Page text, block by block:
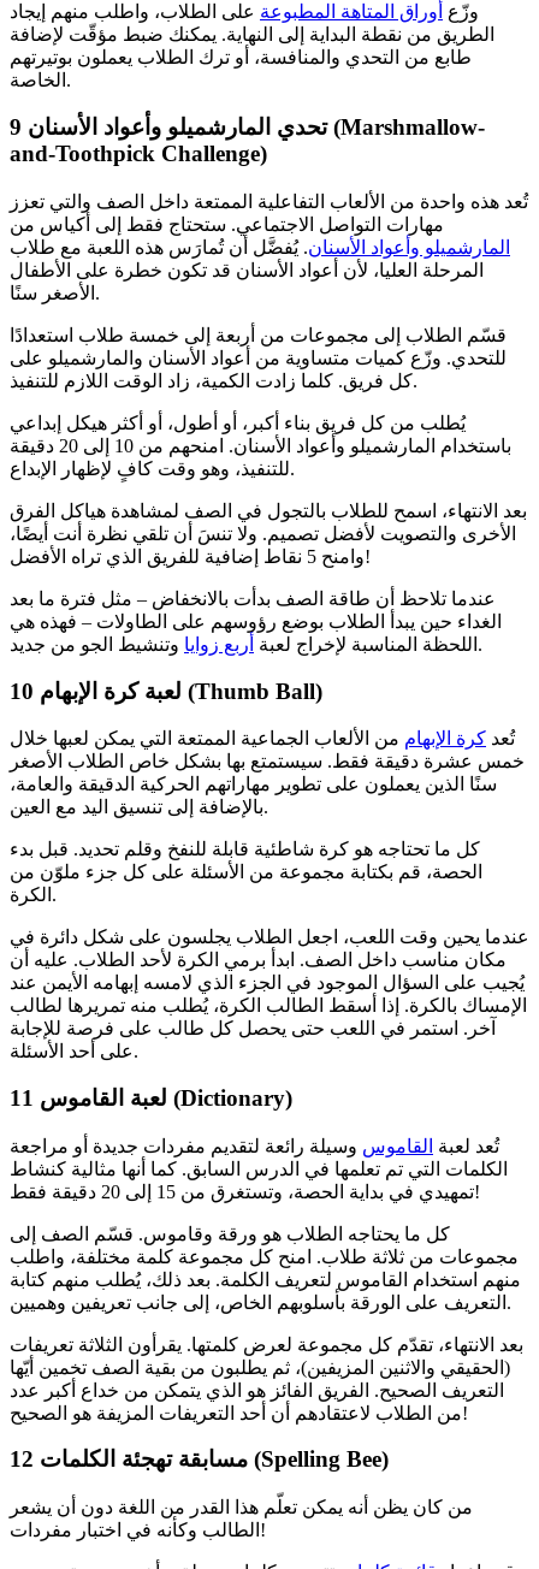
وزّع أوراق المتاهة المطبوعة على الطلاب، واطلب منهم إيجاد
الطريق من نقطة البداية إلى النهاية. يمكنك ضبط مؤقّت لإضافة
طابع من التحدي والمنافسة، أو ترك الطلاب يعملون بوتيرتهم
الخاصة.
9
and-Toothpick Challenge)
تُعد هذه واحدة من الألعاب التفاعلية الممتعة داخل الصف والتي تعزز
مهارات التواصل الاجتماعي. ستحتاج فقط إلى أكياس من
المارشميلو وأعواد الأسنان. يُفضَّل أن تُمارَس هذه اللعبة مع طلاب
المرحلة العليا، لأن أعواد الأسنان قد تكون خطرة على الأطفال
الأصغر سنًا.
قسّم الطلاب إلى مجموعات من أربعة إلى خمسة طلاب استعدادًا
للتحدي. وزّع كميات متساوية من أعواد الأسنان والمارشميلو على
كل فريق. كلما زادت الكمية، زاد الوقت اللازم للتنفيذ.
يُطلب من كل فريق بناء أكبر، أو أطول، أو أكثر هيكل إبداعي
باستخدام المارشميلو وأعواد الأسنان. امنحهم من 10 إلى 20 دقيقة
للتنفيذ، وهو وقت كافٍ لإظهار الإبداع.
بعد الانتهاء، اسمح للطلاب بالتجول في الصف لمشاهدة هياكل الفرق
الأخرى والتصويت لأفضل تصميم. ولا تنسَ أن تلقي نظرة أنت أيضًا،
وامنح 5 نقاط إضافية للفريق الذي تراه الأفضل!
عندما تلاحظ أن طاقة الصف بدأت بالانخفاض – مثل فترة ما بعد
الغداء حين يبدأ الطلاب بوضع رؤوسهم على الطاولات – فهذه هي
اللحظة المناسبة لإخراج لعبة أربع زوايا وتنشيط الجو من جديد.
10 لعبة كرة الإبهام (Thumb Ball)
تُعد كرة الإبهام من الألعاب الجماعية الممتعة التي يمكن لعبها خلال
خمس عشرة دقيقة فقط. سيستمتع بها بشكل خاص الطلاب الأصغر
سنًا الذين يعملون على تطوير مهاراتهم الحركية الدقيقة والعامة،
بالإضافة إلى تنسيق اليد مع العين.
كل ما تحتاجه هو كرة شاطئية قابلة للنفخ وقلم تحديد. قبل بدء
الحصة، قم بكتابة مجموعة من الأسئلة على كل جزء ملوّن من
الكرة.
عندما يحين وقت اللعب، اجعل الطلاب يجلسون على شكل دائرة في
مكان مناسب داخل الصف. ابدأ برمي الكرة لأحد الطلاب. عليه أن
يُجيب على السؤال الموجود في الجزء الذي لامسه إبهامه الأيمن عند
الإمساك بالكرة. إذا أسقط الطالب الكرة، يُطلب منه تمريرها لطالب
آخر. استمر في اللعب حتى يحصل كل طالب على فرصة للإجابة
على أحد الأسئلة.
11 لعبة القاموس (Dictionary)
تُعد لعبة القاموس وسيلة رائعة لتقديم مفردات جديدة أو مراجعة
الكلمات التي تم تعلمها في الدرس السابق. كما أنها مثالية كنشاط
تمهيدي في بداية الحصة، وتستغرق من 15 إلى 20 دقيقة فقط!
كل ما يحتاجه الطلاب هو ورقة وقاموس. قسّم الصف إلى
مجموعات من ثلاثة طلاب. امنح كل مجموعة كلمة مختلفة، واطلب
منهم استخدام القاموس لتعريف الكلمة. بعد ذلك، يُطلب منهم كتابة
التعريف على الورقة بأسلوبهم الخاص، إلى جانب تعريفين وهميين.
بعد الانتهاء، تقدّم كل مجموعة لعرض كلمتها. يقرأون الثلاثة تعريفات
(الحقيقي والاثنين المزيفين)، ثم يطلبون من بقية الصف تخمين أيّها
التعريف الصحيح. الفريق الفائز هو الذي يتمكن من خداع أكبر عدد
من الطلاب لاعتقادهم أن أحد التعريفات المزيفة هو الصحيح!
12 مسابقة تهجئة الكلمات (Spelling Bee)
من كان يظن أنه يمكن تعلّم هذا القدر من اللغة دون أن يشعر
الطالب وكأنه في اختبار مفردات!